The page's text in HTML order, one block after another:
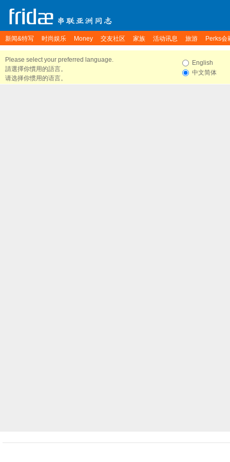
新闻&特写 时尚娱乐 Money 交友社区 家族 活动讯息 旅游 Perks会
Please select your preferred language.
請選擇你慣用的語言。
请选择你惯用的语言。
English
中文简体